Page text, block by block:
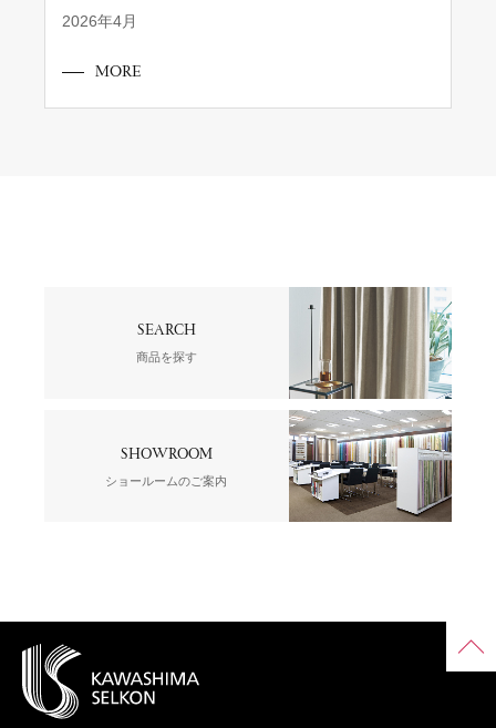
2026年4月
MORE
SEARCH
商品を探す
SHOWROOM
ショールームのご案内